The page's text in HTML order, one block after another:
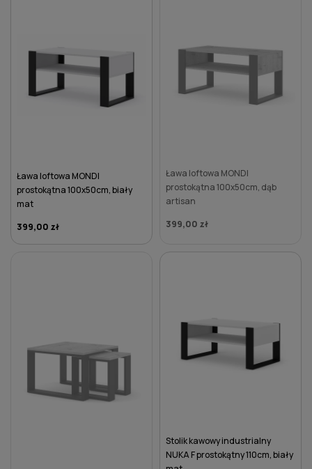
Ława loftowa MONDI
prostokątna 100x50cm, biały
mat
399,00 zł
Ława loftowa MONDI
prostokątna 100x50cm, dąb
artisan
399,00 zł
Stolik kawowy industrialny
NUKA F prostokątny 110cm, biały